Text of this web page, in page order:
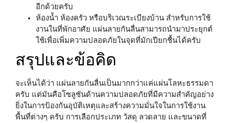
อีกด้วยครับ
ห้องน้ำ ห้องครัว หรือบริเวณระเบียงบ้าน สำหรับการใช้
งานในที่พักอาศัย แผ่นลายกันลื่นสามารถนำมาประยุกต์
ใช้เพื่อเพิ่มความปลอดภัยในจุดที่มักเปียกชื้นได้ครับ
สรุปและข้อคิด
จะเห็นได้ว่า แผ่นลายกันลื่นเป็นมากกว่าแค่แผ่นโลหะธรรมดา
ครับ แต่มันคือโซลูชันด้านความปลอดภัยที่มีความสำคัญอย่าง
ยิ่งในการป้องกันอุบัติเหตุและสร้างความมั่นใจในการใช้งาน
พื้นที่ต่างๆ ครับ การเลือกประเภท วัสดุ ลวดลาย และขนาดที่